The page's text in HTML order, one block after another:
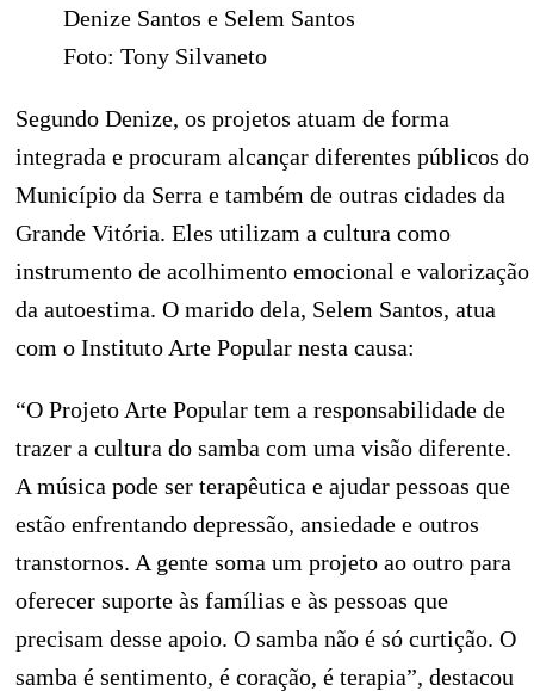
Denize Santos e Selem Santos
Foto: Tony Silvaneto
Segundo Denize, os projetos atuam de forma
integrada e procuram alcançar diferentes públicos do
Município da Serra e também de outras cidades da
Grande Vitória. Eles utilizam a cultura como
instrumento de acolhimento emocional e valorização
da autoestima. O marido dela, Selem Santos, atua
com o Instituto Arte Popular nesta causa:
“O Projeto Arte Popular tem a responsabilidade de
trazer a cultura do samba com uma visão diferente.
A música pode ser terapêutica e ajudar pessoas que
estão enfrentando depressão, ansiedade e outros
transtornos. A gente soma um projeto ao outro para
oferecer suporte às famílias e às pessoas que
precisam desse apoio. O samba não é só curtição. O
samba é sentimento, é coração, é terapia”, destacou